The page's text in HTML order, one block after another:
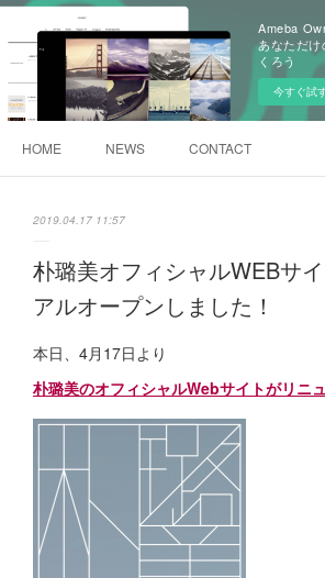
Ameba
あなただ
くろう
今すぐ試
HOME NEWS CONTACT
2019.04.17 11:57
朴璐美オフィシャルWEBサ
アルオープンしました！
本日、4月17日より
朴璐美のオフィシャルWebサイトがリニ